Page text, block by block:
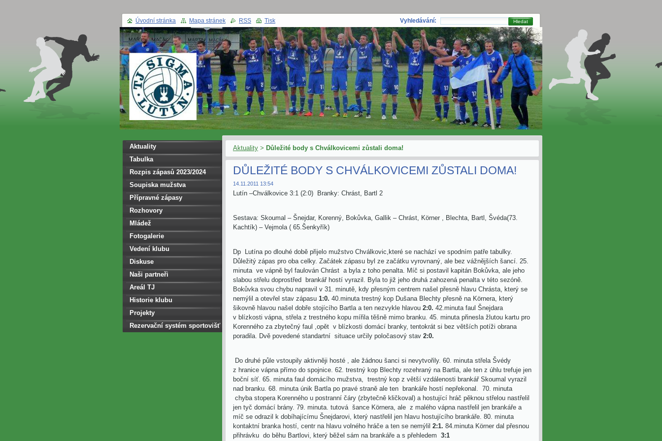
Aktuality > Důležité body s Chválkovicemi zůstali doma!
DŮLEŽITÉ BODY S CHVÁLKOVICEMI ZŮSTALI DOMA!
14.11.2011 13:54
Lutín –Chválkovice 3:1 (2:0) Branky: Chrást, Bartl 2
Sestava: Skoumal – Šnejdar, Korenný, Bokůvka, Gallik – Chrást, Körner , Blechta, Bartl, Švéda(73.
Kachtík) – Vejmola ( 65.Šenkyřík)
Dp Lutína po dlouhé době přijelo mužstvo Chválkovic,které se nachází ve spodním patře tabulky.
Důležitý zápas pro oba celky. Začátek zápasu byl ze začátku vyrovnaný, ale bez vážnějších šancí. 25.
minuta ve vápně byl faulován Chrást a byla z toho penalta. Míč si postavil kapitán Bokůvka, ale jeho
slabou střelu doprostřed brankář hostí vyrazil. Byla to již jeho druhá zahozená penalta v této sezóně.
Bokůvka svou chybu napravil v 31. minutě, kdy přesným centrem našel přesně hlavu Chrásta, který se
nemýlil a otevřel stav zápasu 1:0. 40.minuta trestný kop Dušana Blechty přesně na Körnera, který
šikovně hlavou našel dobře stojícího Bartla a ten nezvykle hlavou 2:0. 42.minuta faul Šnejdara
v blízkosti vápna, střela z trestného kopu mířila těšně mimo branku. 45. minuta přinesla žlutou kartu pro
Korenného za zbytečný faul ,opět v blízkosti domácí branky, tentokrát si bez větších potíži obrana
poradila. Dvě povedené standartní situace určily poločasový stav 2:0.
Do druhé půle vstoupily aktivněji hosté , ale žádnou šanci si nevytvořily. 60. minuta střela Švédy
z hranice vápna přímo do spojnice. 62. trestný kop Blechty rozehraný na Bartla, ale ten z úhlu trefuje jen
boční síť. 65. minuta faul domácího mužstva, trestný kop z větší vzdálenosti brankář Skoumal vyrazil
nad branku. 68. minuta únik Bartla po pravé straně ale ten brankáře hostí nepřekonal. 70. minuta
chyba stopera Korenného u postranní čáry (zbytečně kličkoval) a hostující hráč pěknou střelou nastřelil
jen tyč domácí brány. 79. minuta. tutová šance Körnera, ale z malého vápna nastřelil jen brankáře a
míč se odrazil k dobíhajícímu Šnejdarovi, který nastřelil jen hlavu hostujícího brankáře. 80. minuta
kontaktní branka hostí, centr na hlavu volného hráče a ten se nemýlil 2:1. 84.minuta Körner dal přesnou
přihrávku do běhu Bartlovi, který běžel sám na brankáře a s přehledem 3:1
Aktuality
Tabulka
Rozpis zápasů 2023/2024
Soupiska mužstva
Přípravné zápasy
Rozhovory
Mládež
Fotogalerie
Vedení klubu
Diskuse
Naši partneři
Areál TJ
Historie klubu
Projekty
Rezervační systém sportovišť
Úvodní stránka Mapa stránek RSS Tisk Vyhledávání: Hledat